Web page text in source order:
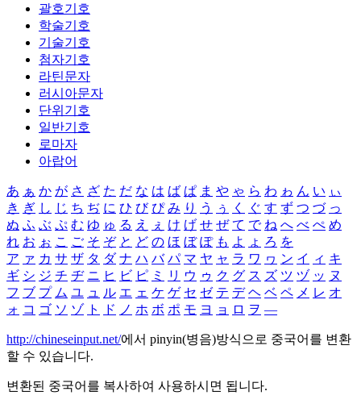
괄호기호
학술기호
기술기호
첨자기호
라틴문자
러시아문자
단위기호
일반기호
로마자
아랍어
あ ぁ か が さ ざ た だ な は ば ぱ ま や ゃ ら わ ゎ ん い ぃ
き ぎ し じ ち ぢ に ひ び ぴ み り う ぅ く ぐ す ず つ づ っ
ぬ ふ ぶ ぷ む ゆ ゅ る え ぇ け げ せ ぜ て で ね へ べ ぺ め
れ お ぉ こ ご そ ぞ と ど の ほ ぼ ぽ も よ ょ ろ を
ア ァ カ サ ザ タ ダ ナ ハ バ パ マ ヤ ャ ラ ワ ヮ ン イ ィ キ
ギ シ ジ チ ヂ ニ ヒ ビ ピ ミ リ ウ ゥ ク グ ス ズ ツ ヅ ッ ヌ
フ ブ プ ム ユ ュ ル エ ェ ケ ゲ セ ゼ テ デ ヘ ベ ペ メ レ オ
ォ コ ゴ ソ ゾ ト ド ノ ホ ボ ポ モ ヨ ョ ロ ヲ ―
http://chineseinput.net/에서 pinyin(병음)방식으로 중국어를 변환
할 수 있습니다.
변환된 중국어를 복사하여 사용하시면 됩니다.